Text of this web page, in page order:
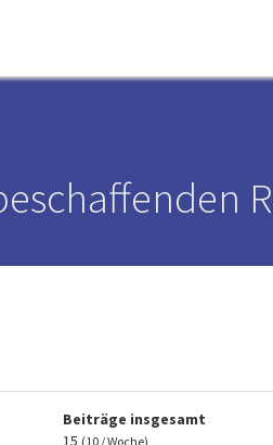
Beiträge insgesamt
15 (10 / Woche)